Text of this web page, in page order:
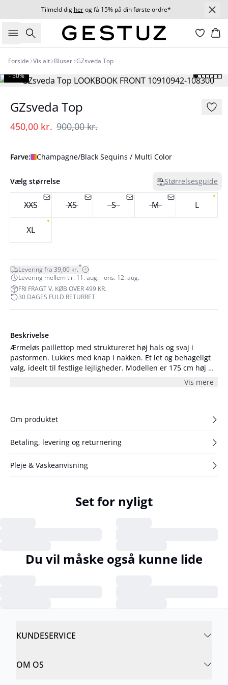
Tilmeld dig herog få 15% på din første ordre*
Søg
Forside Vis alt Bluser GZsveda Top
- 50%
GZsveda Top
450,00 kr. 900,00 kr.
Farve: Champagne/Black Sequins / Multi Color
Vælg størrelse Størrelsesguide
XXS XS S M L
XL
Levering fra 39,00 kr.*
Levering mellem tir. 11. aug. - ons. 12. aug.
FRI FRAGT V. KØB OVER 499 KR.
30 DAGES FULD RETURRET
Beskrivelse
Ærmeløs paillettop med struktureret høj hals og svaj i
pasformen. Lukkes med knap i nakken. Et let og behageligt
valg, ideelt til festlige lejligheder. Modellen er 175 cm høj og
Vis mere
Om produktet
Betaling, levering og returnering
Pleje & Vaskeanvisning
Set for nyligt
Du vil måske også kunne lide
KUNDESERVICE
OM OS